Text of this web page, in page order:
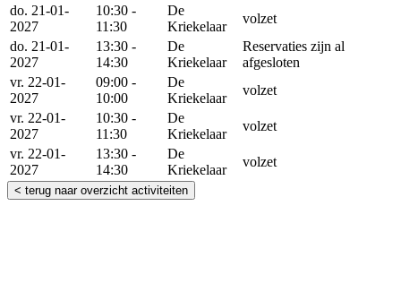
do. 21-01-
2027
10:30 -
11:30
De
Kriekelaar
volzet
do. 21-01-
2027
13:30 -
14:30
De
Kriekelaar
Reservaties zijn al
afgesloten
vr. 22-01-
2027
09:00 -
10:00
De
Kriekelaar
volzet
vr. 22-01-
2027
10:30 -
11:30
De
Kriekelaar
volzet
vr. 22-01-
2027
13:30 -
14:30
De
Kriekelaar
volzet
< terug naar overzicht activiteiten